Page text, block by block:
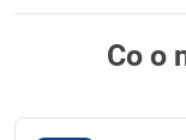
Co o